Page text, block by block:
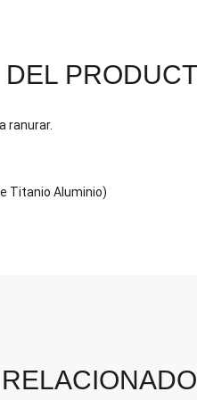
ranurar.
Titanio Aluminio)